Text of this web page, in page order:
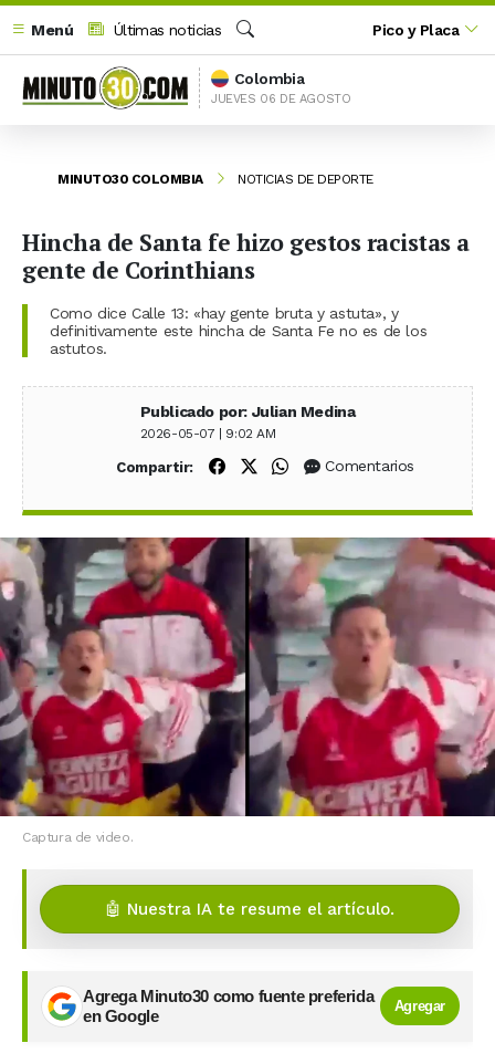
Menú
Últimas noticias
Buscar
Pico y Placa
Colombia
JUEVES 06 DE AGOSTO
MINUTO30 COLOMBIA NOTICIAS DE DEPORTE
Hincha de Santa fe hizo gestos racistas a
gente de Corinthians
Como dice Calle 13: «hay gente bruta y astuta», y
definitivamente este hincha de Santa Fe no es de los
astutos.
Publicado por: Julian Medina
2026-05-07 | 9:02 AM
Compartir: Compartir en Facebook
Compartir en X (Twitter)
Compartir en WhatsApp
Comentarios
Captura de video.
🤖 Nuestra IA te resume el artículo.
Agrega Minuto30 como fuente preferida
en Google
Agregar